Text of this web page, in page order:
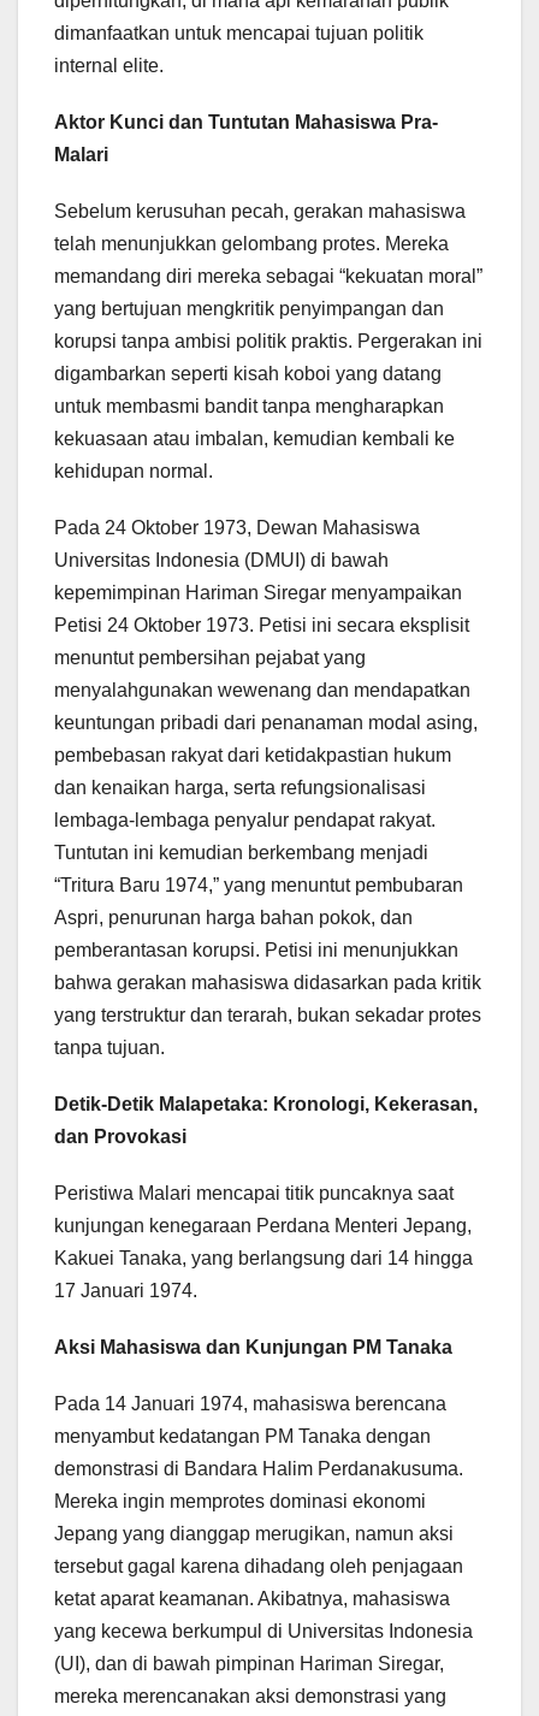
dimanfaatkan untuk mencapai tujuan politik
internal elite.
Aktor Kunci dan Tuntutan Mahasiswa Pra-
Malari
Sebelum kerusuhan pecah, gerakan mahasiswa
telah menunjukkan gelombang protes. Mereka
memandang diri mereka sebagai “kekuatan moral”
yang bertujuan mengkritik penyimpangan dan
korupsi tanpa ambisi politik praktis. Pergerakan ini
digambarkan seperti kisah koboi yang datang
untuk membasmi bandit tanpa mengharapkan
kekuasaan atau imbalan, kemudian kembali ke
kehidupan normal.
Pada 24 Oktober 1973, Dewan Mahasiswa
Universitas Indonesia (DMUI) di bawah
kepemimpinan Hariman Siregar menyampaikan
Petisi 24 Oktober 1973. Petisi ini secara eksplisit
menuntut pembersihan pejabat yang
menyalahgunakan wewenang dan mendapatkan
keuntungan pribadi dari penanaman modal asing,
pembebasan rakyat dari ketidakpastian hukum
dan kenaikan harga, serta refungsionalisasi
lembaga-lembaga penyalur pendapat rakyat.
Tuntutan ini kemudian berkembang menjadi
“Tritura Baru 1974,” yang menuntut pembubaran
Aspri, penurunan harga bahan pokok, dan
pemberantasan korupsi. Petisi ini menunjukkan
bahwa gerakan mahasiswa didasarkan pada kritik
yang terstruktur dan terarah, bukan sekadar protes
tanpa tujuan.
Detik-Detik Malapetaka: Kronologi, Kekerasan,
dan Provokasi
Peristiwa Malari mencapai titik puncaknya saat
kunjungan kenegaraan Perdana Menteri Jepang,
Kakuei Tanaka, yang berlangsung dari 14 hingga
17 Januari 1974.
Aksi Mahasiswa dan Kunjungan PM Tanaka
Pada 14 Januari 1974, mahasiswa berencana
menyambut kedatangan PM Tanaka dengan
demonstrasi di Bandara Halim Perdanakusuma.
Mereka ingin memprotes dominasi ekonomi
Jepang yang dianggap merugikan, namun aksi
tersebut gagal karena dihadang oleh penjagaan
ketat aparat keamanan. Akibatnya, mahasiswa
yang kecewa berkumpul di Universitas Indonesia
(UI), dan di bawah pimpinan Hariman Siregar,
mereka merencanakan aksi demonstrasi yang